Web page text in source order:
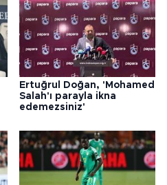
Ertuğrul Doğan, 'Mohamed
Salah'ı parayla ikna
edemezsiniz'